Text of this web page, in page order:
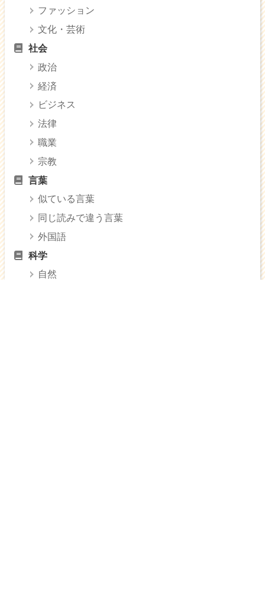
ファッション
文化・芸術
社会
政治
経済
ビジネス
法律
職業
宗教
言葉
似ている言葉
同じ読みで違う言葉
外国語
科学
自然